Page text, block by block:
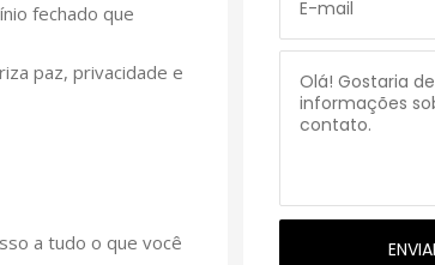
fechado que
paz, privacidade e
a tudo o que você